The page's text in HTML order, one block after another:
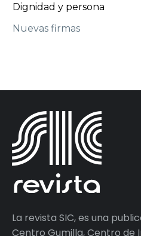
Dignidad y persona
Nuevas firmas
La revista SIC, es una
Centro Gumilla, Centro de